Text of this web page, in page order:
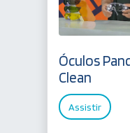
Óculos
Clean
Assistir